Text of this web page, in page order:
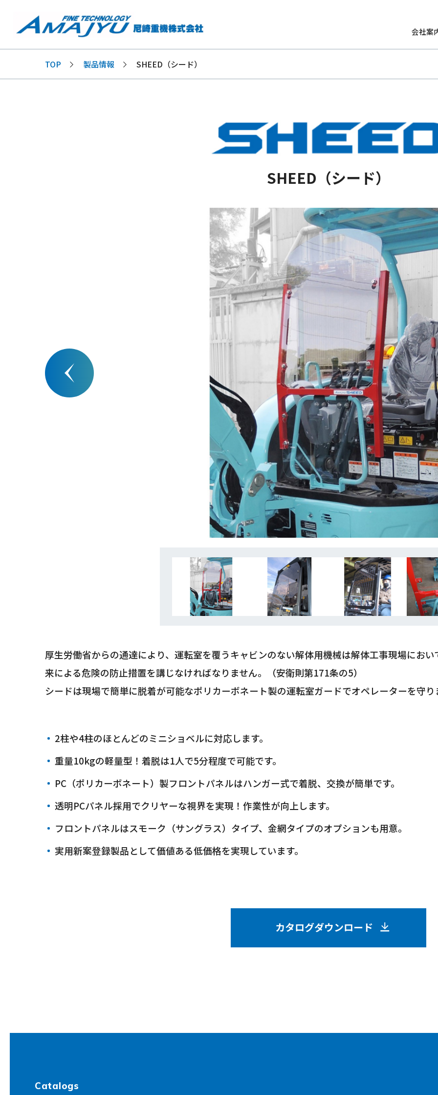
会社案
TOP 製品情報 SHEED（シード）
SHEED（シード）
厚生労働省からの通達により、運転室を覆うキャビンのない解体用機械は解体工事現場にお
来による危険の防止措置を講じなければなりません。（安衛則第171条の5）
シードは現場で簡単に脱着が可能なポリカーボネート製の運転室ガードでオペレーターを守り
2柱や4柱のほとんどのミニショベルに対応します。
重量10kgの軽量型！着脱は1人で5分程度で可能です。
PC（ポリカーボネート）製フロントパネルはハンガー式で着脱、交換が簡単です。
透明PCパネル採用でクリヤーな視界を実現！作業性が向上します。
フロントパネルはスモーク（サングラス）タイプ、金網タイプのオプションも用意。
実用新案登録製品として価値ある低価格を実現しています。
カタログダウンロード
Catalogs